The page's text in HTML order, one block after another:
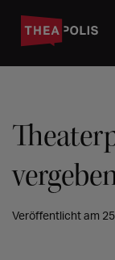
Veröffentlicht am